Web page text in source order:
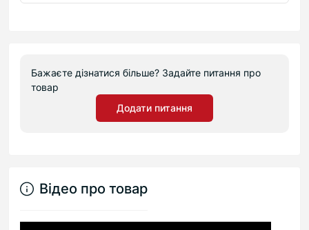
Бажаєте дізнатися більше? Задайте питання про
товар
Додати питання
Відео про товар